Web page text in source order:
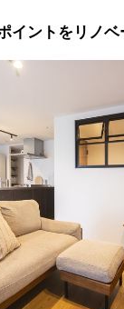
イントをリノ